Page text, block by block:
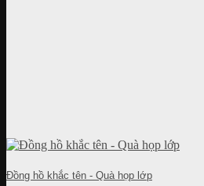
Đồng hồ khắc tên - Quà họp lớp